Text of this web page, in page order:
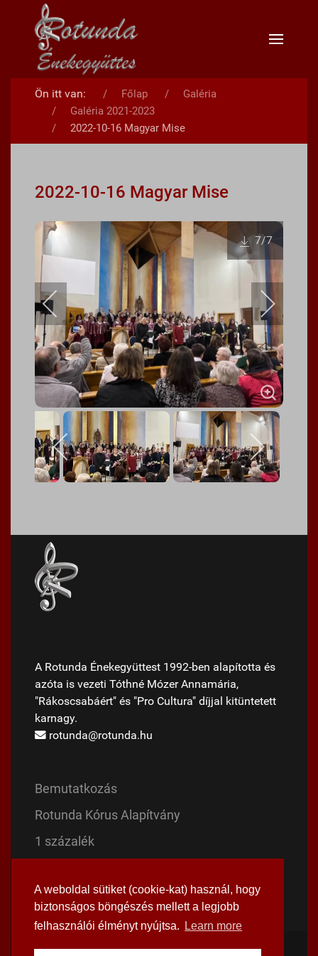
A weboldal sütiket (cookie-kat) használ, hogy
biztonságos böngészés mellett a legjobb
felhasználói élményt nyújtsa.
Learn more
Ön itt van: Főlap
Galéria
Galéria 2021-2023
2022-10-16 Magyar Mise
2022-10-16 Magyar Mise
7/7
A Rotunda Énekegyüttest 1992-ben alapította és
azóta is vezeti Tóthné Mózer Annamária,
"Rákoscsabáért" és "Pro Cultura" díjjal kitüntetett
karnagy.
rotunda@rotunda.hu
Bemutatkozás
Rotunda Kórus Alapítvány
1 százalék
Mária evangéliuma
© 1992 - 2026 Rotunda Énekegyüttes